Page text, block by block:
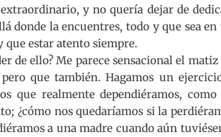
y no quería dejar de
donde la encuentres, todo y que sea en
que estar atento siempre.
de ello? Me parece sensacional el matiz
que también. Hagamos un
que realmente dependiéramos,
¿cómo nos quedaríamos si la
a una madre cuando aún